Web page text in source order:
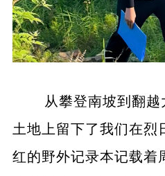
从攀登南坡到翻
土地上留下了我们在烈
红的野外记录本记载着